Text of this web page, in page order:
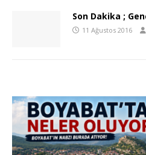
Son Dakika ;
11 Ağustos 2016